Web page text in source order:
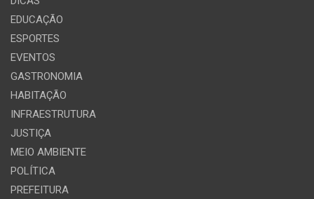
EDUCAÇÃO
ESPORTES
EVENTOS
GASTRONOMIA
HABITAÇÃO
INFRAESTRUTURA
JUSTIÇA
MEIO AMBIENTE
POLÍTICA
PREFEITURA